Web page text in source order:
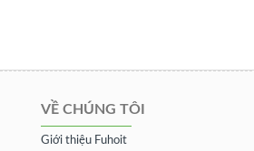
VỀ CHÚNG TÔI
Giới thiệu Fuhoit